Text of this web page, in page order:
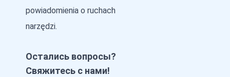
powiadomienia o ruchach
narzędzi.
Остались вопросы?
Свяжитесь с нами!